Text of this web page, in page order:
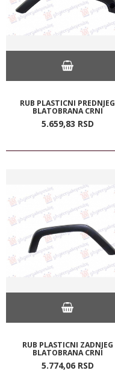
RUB PLASTICNI PREDNJEG
BLATOBRANA CRNI
5.659,83 RSD
RUB PLASTICNI ZADNJEG
BLATOBRANA CRNI
5.774,06 RSD